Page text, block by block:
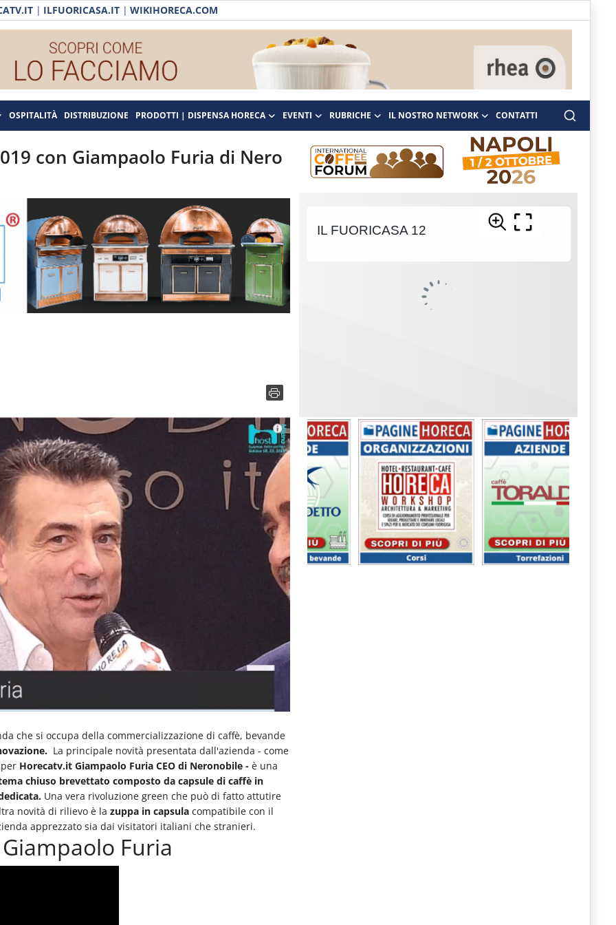
| ILFUORICASA.IT | WIKIHORECA.COM
OSPITALITÀ DISTRIBUZIONE PRODOTTI | DISPENSA HORECA EVENTI RUBRICHE IL NOSTRO NETWORK CONTATTI
con Giampaolo Furia di Nero
che si occupa della commercializzazione di caffè, bevande
La principale novità presentata dall'azienda - come
per Horecatv.it Giampaolo Furia CEO di Neronobile - è una
chiuso brevettato composto da capsule di caffè in
Una vera rivoluzione green che può di fatto attutire
novità di rilievo è la zuppa in capsula compatibile con il
apprezzato sia dai visitatori italiani che stranieri.
Furia